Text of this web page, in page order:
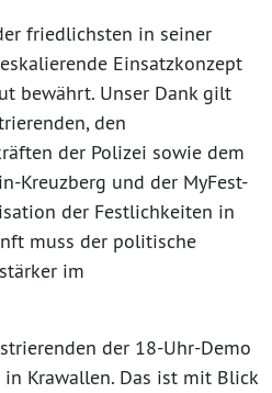
friedlichsten in seiner
Einsatzkonzept
bewährt. Unser Dank gilt
den
der Polizei sowie dem
Kreuzberg und der MyFest-
der Festlichkeiten in
muss der politische
im
der 18-Uhr-Demo
Krawallen. Das ist mit Blick